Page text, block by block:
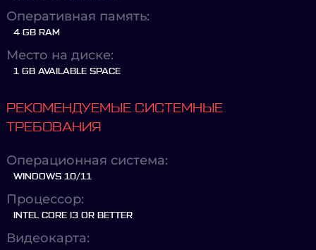
Оперативная память:
4 GB RAM
Место на диске:
1 GB AVAILABLE SPACE
РЕКОМЕНДУЕМЫЕ СИСТЕМНЫЕ
ТРЕБОВАНИЯ
Операционная система:
WINDOWS 10/11
Процессор:
INTEL CORE I3 OR BETTER
Видеокарта: